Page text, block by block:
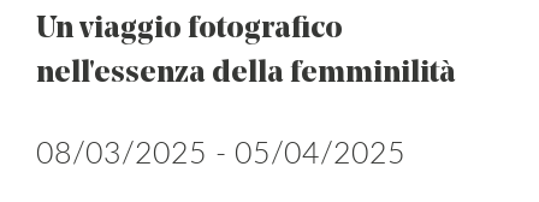
Un viaggio fotografico
nell'essenza della femminilità
08/03/2025 - 05/04/2025